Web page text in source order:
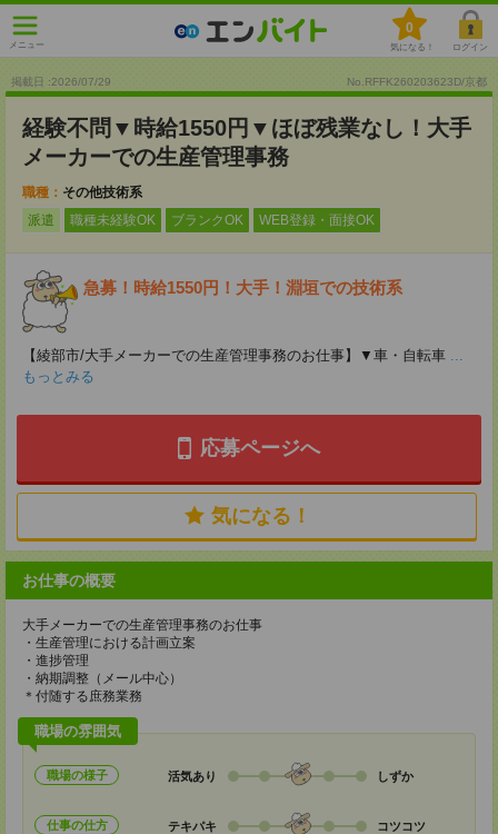
メニュー
0
気になる！ ログイン
掲載日 :2026/07/29 No.RFFK260203623D/京都
経験不問▼時給1550円▼ほぼ残業なし！大手
メーカーでの生産管理事務
職種： その他技術系
派遣
職種未経験OK ブランクOK WEB登録・面接OK
急募！時給1550円！大手！淵垣での技術系
【綾部市/大手メーカーでの生産管理事務のお仕事】▼車・自転車 ...
もっとみる
応募ページへ
気になる！
お仕事の概要
大手メーカーでの生産管理事務のお仕事
・生産管理における計画立案
・進捗管理
・納期調整（メール中心）
＊付随する庶務業務
職場の雰囲気
職場の様子 活気あり しずか
仕事の仕方 テキパキ コツコツ